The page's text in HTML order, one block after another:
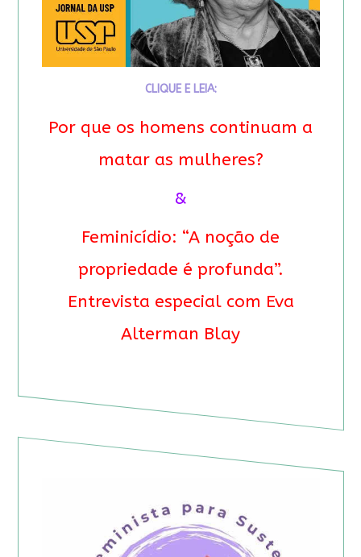
CLIQUE E LEIA:
Por que os homens continuam a
matar as mulheres?
&
Feminicídio: “A noção de
propriedade é profunda”.
Entrevista especial com Eva
Alterman Blay